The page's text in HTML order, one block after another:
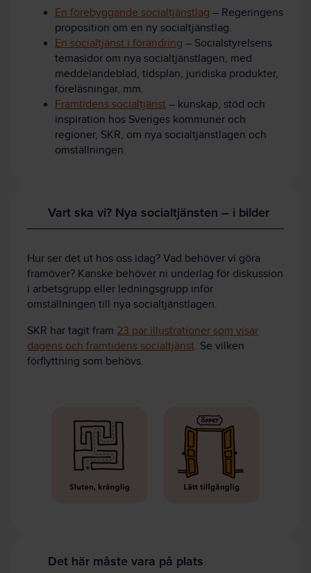
En förebyggande socialtjänstlag – Regeringens
proposition om en ny socialtjänstlag.
En socialtjänst i förändring – Socialstyrelsens
temasidor om nya socialtjänstlagen, med
meddelandeblad, tidsplan, juridiska produkter,
föreläsningar, mm.
Framtidens socialtjänst – kunskap, stöd och
inspiration hos Sveriges kommuner och
regioner, SKR, om nya socialtjänstlagen och
omställningen.
Vart ska vi? Nya socialtjänsten – i bilder
Hur ser det ut hos oss idag? Vad behöver vi göra
framöver? Kanske behöver ni underlag för diskussion
i arbetsgrupp eller ledningsgrupp inför
omställningen till nya socialtjänstlagen.
SKR har tagit fram 23 par illustrationer som visar
dagens och framtidens socialtjänst. Se vilken
förflyttning som behövs.
Det här måste vara på plats